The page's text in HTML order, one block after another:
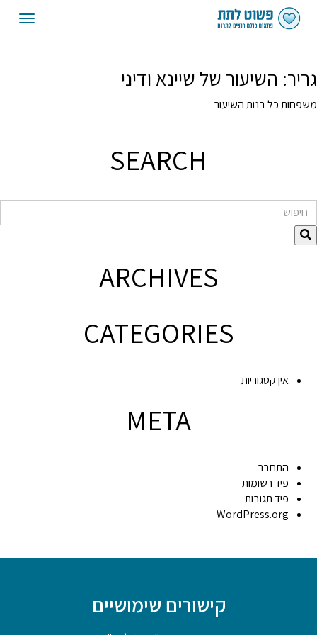
גריר: השיעור של שיינא ודיני
משפחות כל בנות השיעור
SEARCH
חיפוש
ARCHIVES
CATEGORIES
אין קטגוריות
META
התחבר
פיד רשומות
פיד תגובות
WordPress.org
קישורים שימושיים